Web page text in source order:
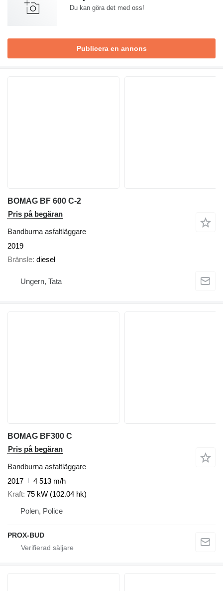
Du kan göra det med oss!
Publicera en annons
BOMAG BF 600 C-2
Pris på begäran
Bandburna asfaltläggare
2019
Bränsle diesel
Ungern, Tata
BOMAG BF300 C
Pris på begäran
Bandburna asfaltläggare
2017
4 513 m/h
Kraft 75 kW (102.04 hk)
Polen, Police
PROX-BUD